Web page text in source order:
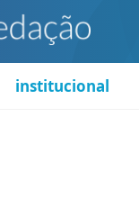
institucional